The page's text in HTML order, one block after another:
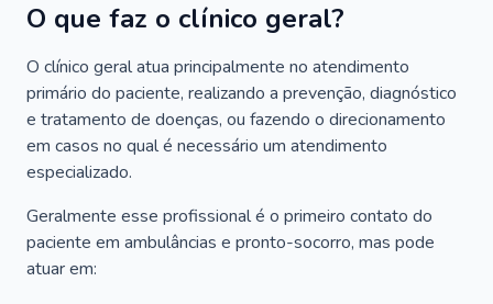
O que faz o clínico geral?
O clínico geral atua principalmente no atendimento
primário do paciente, realizando a prevenção, diagnóstico
e tratamento de doenças, ou fazendo o direcionamento
em casos no qual é necessário um atendimento
especializado.
Geralmente esse profissional é o primeiro contato do
paciente em ambulâncias e pronto-socorro, mas pode
atuar em: